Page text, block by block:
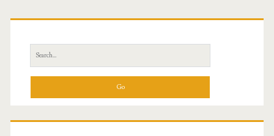
Primary
Sidebar
Search
for: